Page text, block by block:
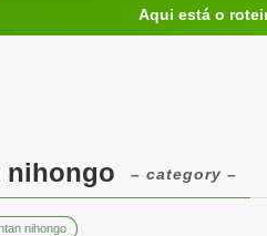
Aqui está o
nihongo – category –
nihongo